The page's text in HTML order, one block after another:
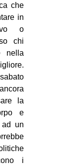
che
in
o
chi
nella
la
e
ad un
i